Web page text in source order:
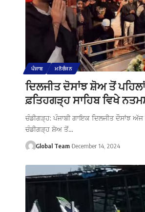
ਪੰਜਾਬ ਮਨੋਰੰਜਨ
ਦਿਲਜੀਤ ਦੋਸਾਂਝ ਸ਼ੋਅ ਤੋਂ
ਫ਼ਤਿਹਗੜ੍ਹ ਸਾਹਿਬ ਵਿਖੇ
ਚੰਡੀਗੜ੍ਹ: ਪੰਜਾਬੀ ਗਾਇਕ ਦਿਲਜੀਤ ਦੌਸਾਂਝ
ਚੰਡੀਗੜ੍ਹ ਸ਼ੋਅ ਤੋਂ…
Global Team December 14, 2024